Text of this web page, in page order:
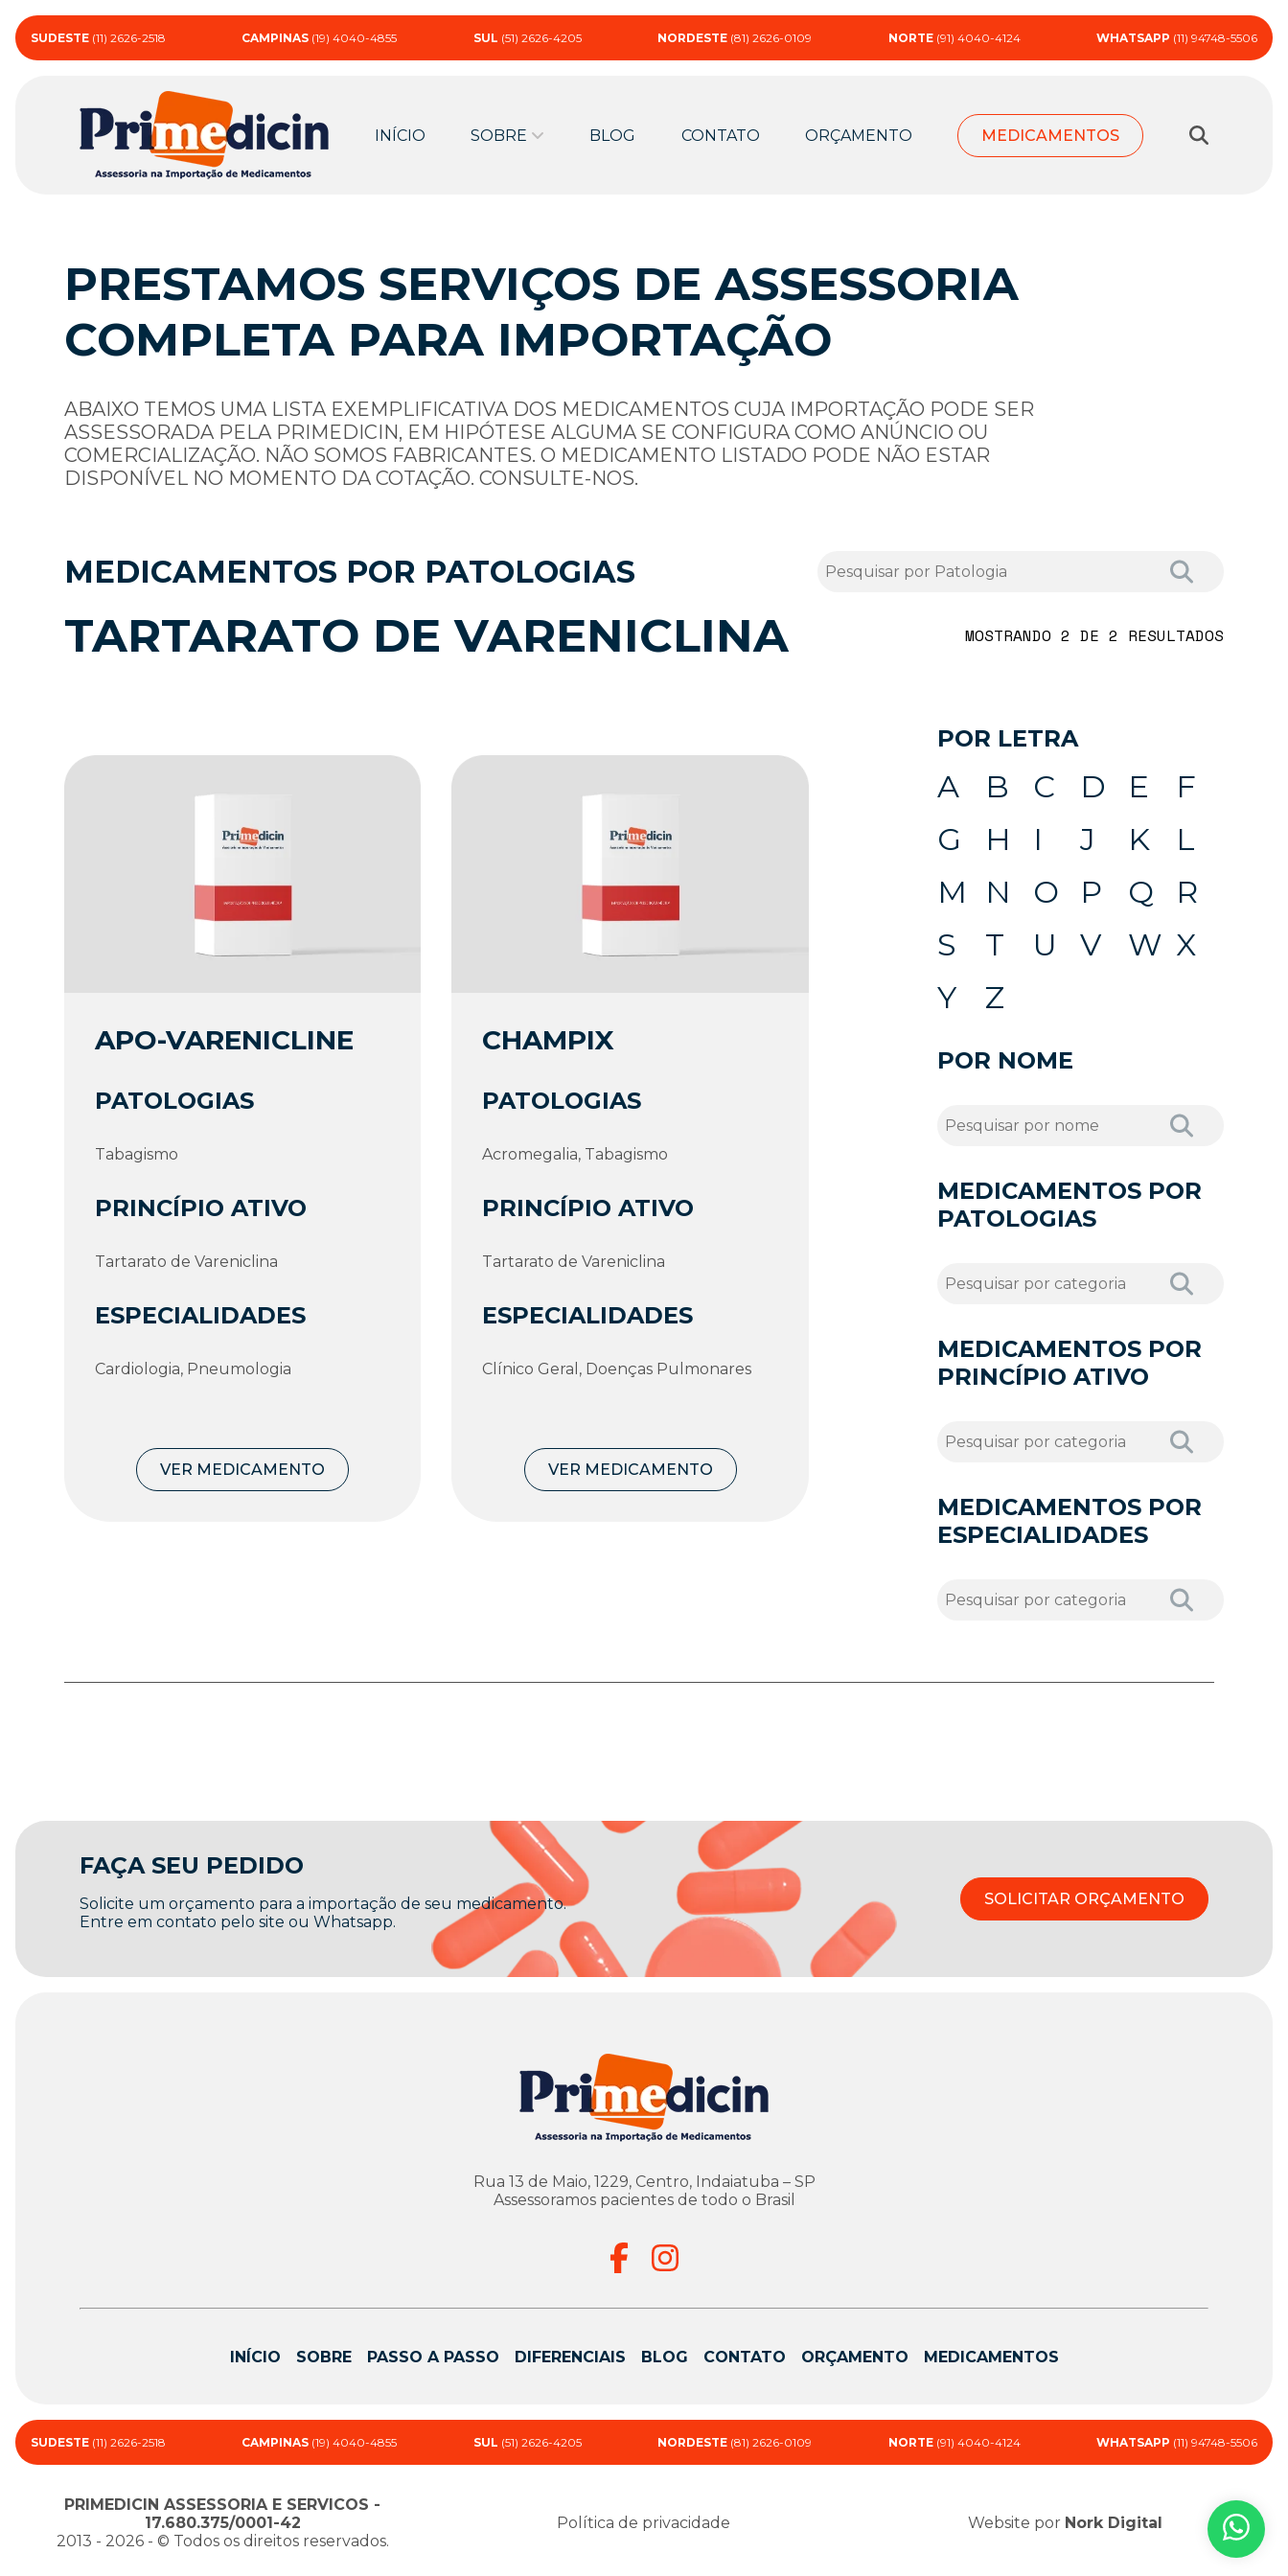
SUDESTE (11) 2626-2518 CAMPINAS (19) 4040-4855 SUL (51) 2626-4205 NORDESTE (81) 2626-0109 NORTE (91) 4040-4124 WHATSAPP (11) 94748-5506
INÍCIO SOBRE BLOG CONTATO ORÇAMENTO MEDICAMENTOS
PRESTAMOS SERVIÇOS DE ASSESSORIA
COMPLETA PARA IMPORTAÇÃO
ABAIXO TEMOS UMA LISTA EXEMPLIFICATIVA DOS MEDICAMENTOS CUJA IMPORTAÇÃO PODE SER
ASSESSORADA PELA PRIMEDICIN, EM HIPÓTESE ALGUMA SE CONFIGURA COMO ANÚNCIO OU
COMERCIALIZAÇÃO. NÃO SOMOS FABRICANTES. O MEDICAMENTO LISTADO PODE NÃO ESTAR
DISPONÍVEL NO MOMENTO DA COTAÇÃO. CONSULTE-NOS.
MEDICAMENTOS POR PATOLOGIAS
TARTARATO DE VARENICLINA MOSTRANDO 2 DE 2 RESULTADOS
APO-VARENICLINE
PATOLOGIAS
Tabagismo
PRINCÍPIO ATIVO
Tartarato de Vareniclina
ESPECIALIDADES
Cardiologia, Pneumologia
VER MEDICAMENTO
CHAMPIX
PATOLOGIAS
Acromegalia, Tabagismo
PRINCÍPIO ATIVO
Tartarato de Vareniclina
ESPECIALIDADES
Clí­nico Geral, Doenças Pulmonares
VER MEDICAMENTO
POR LETRA
A B C D E
F
G
H I J K
L
M
N O P Q
R
S
T U V W X
Y
Z
POR NOME
MEDICAMENTOS POR
PATOLOGIAS
MEDICAMENTOS POR
PRINCÍPIO ATIVO
MEDICAMENTOS POR
ESPECIALIDADES
FAÇA SEU PEDIDO
Solicite um orçamento para a importação de seu medicamento.
Entre em contato pelo site ou Whatsapp.
SOLICITAR ORÇAMENTO
Rua 13 de Maio, 1229, Centro, Indaiatuba – SP
Assessoramos pacientes de todo o Brasil
INÍCIO SOBRE PASSO A PASSO DIFERENCIAIS BLOG CONTATO ORÇAMENTO MEDICAMENTOS
SUDESTE (11) 2626-2518 CAMPINAS (19) 4040-4855 SUL (51) 2626-4205 NORDESTE (81) 2626-0109 NORTE (91) 4040-4124 WHATSAPP (11) 94748-5506
PRIMEDICIN ASSESSORIA E SERVICOS -
17.680.375/0001-42
2013 - 2026 - ©️ Todos os direitos reservados.
Política de privacidade Website por Nork Digital